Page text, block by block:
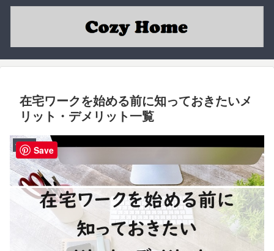
在宅ワークを始める前に知っておきたいメ
リット・デメリット一覧
働き方 Save